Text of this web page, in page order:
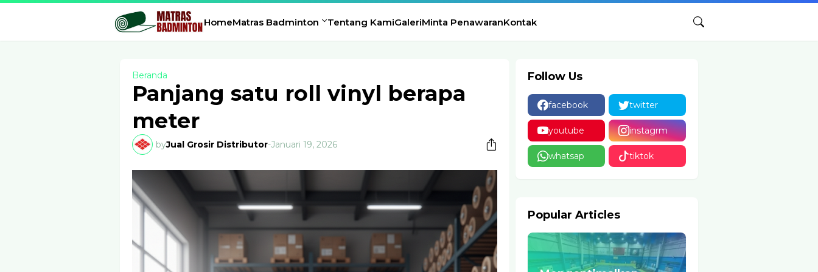
HomeMatras Badminton Tentang KamiGaleriMinta PenawaranKontak
Beranda
Panjang satu roll vinyl berapa
meter
byJual Grosir Distributor-Januari 19, 2026
Follow Us
facebook twitter
youtube instagrm
whatsap tiktok
Popular Articles